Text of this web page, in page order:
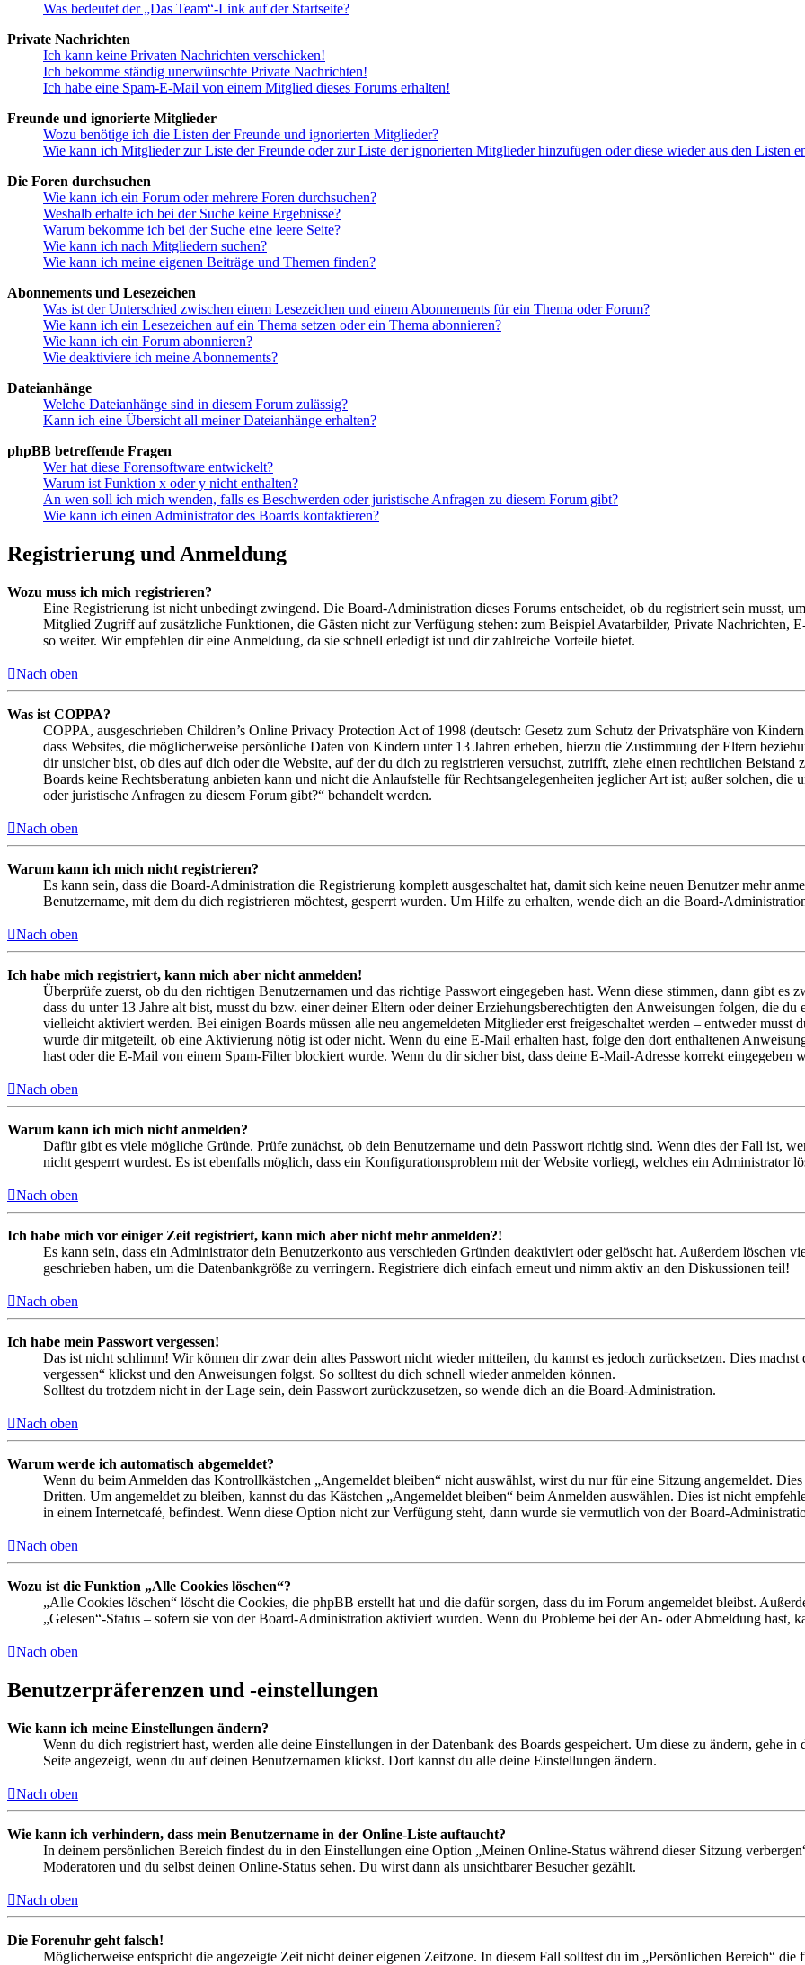
Was bedeutet der „Das Team“-Link auf der Startseite?
Private Nachrichten
Ich kann keine Privaten Nachrichten verschicken!
Ich bekomme ständig unerwünschte Private Nachrichten!
Ich habe eine Spam-E-Mail von einem Mitglied dieses Forums erhalten!
Freunde und ignorierte Mitglieder
Wozu benötige ich die Listen der Freunde und ignorierten Mitglieder?
Wie kann ich Mitglieder zur Liste der Freunde oder zur Liste der ignorierten Mitglieder hinzufügen oder diese wieder aus den Listen
Die Foren durchsuchen
Wie kann ich ein Forum oder mehrere Foren durchsuchen?
Weshalb erhalte ich bei der Suche keine Ergebnisse?
Warum bekomme ich bei der Suche eine leere Seite?
Wie kann ich nach Mitgliedern suchen?
Wie kann ich meine eigenen Beiträge und Themen finden?
Abonnements und Lesezeichen
Was ist der Unterschied zwischen einem Lesezeichen und einem Abonnements für ein Thema oder Forum?
Wie kann ich ein Lesezeichen auf ein Thema setzen oder ein Thema abonnieren?
Wie kann ich ein Forum abonnieren?
Wie deaktiviere ich meine Abonnements?
Dateianhänge
Welche Dateianhänge sind in diesem Forum zulässig?
Kann ich eine Übersicht all meiner Dateianhänge erhalten?
phpBB betreffende Fragen
Wer hat diese Forensoftware entwickelt?
Warum ist Funktion x oder y nicht enthalten?
An wen soll ich mich wenden, falls es Beschwerden oder juristische Anfragen zu diesem Forum gibt?
Wie kann ich einen Administrator des Boards kontaktieren?
Registrierung und Anmeldung
Wozu muss ich mich registrieren?
Eine Registrierung ist nicht unbedingt zwingend. Die Board-Administration dieses Forums entscheidet, ob du registriert sein musst,
Mitglied Zugriff auf zusätzliche Funktionen, die Gästen nicht zur Verfügung stehen: zum Beispiel Avatarbilder, Private Nachrichten,
so weiter. Wir empfehlen dir eine Anmeldung, da sie schnell erledigt ist und dir zahlreiche Vorteile bietet.
Nach oben
Was ist COPPA?
COPPA, ausgeschrieben Children’s Online Privacy Protection Act of 1998 (deutsch: Gesetz zum Schutz der Privatsphäre von
dass Websites, die möglicherweise persönliche Daten von Kindern unter 13 Jahren erheben, hierzu die Zustimmung der Eltern
dir unsicher bist, ob dies auf dich oder die Website, auf der du dich zu registrieren versuchst, zutrifft, ziehe einen rechtlichen
Boards keine Rechtsberatung anbieten kann und nicht die Anlaufstelle für Rechtsangelegenheiten jeglicher Art ist; außer solchen,
oder juristische Anfragen zu diesem Forum gibt?“ behandelt werden.
Nach oben
Warum kann ich mich nicht registrieren?
Es kann sein, dass die Board-Administration die Registrierung komplett ausgeschaltet hat, damit sich keine neuen Benutzer mehr
Benutzername, mit dem du dich registrieren möchtest, gesperrt wurden. Um Hilfe zu erhalten, wende dich an die Board-
Nach oben
Ich habe mich registriert, kann mich aber nicht anmelden!
Überprüfe zuerst, ob du den richtigen Benutzernamen und das richtige Passwort eingegeben hast. Wenn diese stimmen, dann gibt es
dass du unter 13 Jahre alt bist, musst du bzw. einer deiner Eltern oder deiner Erziehungsberechtigten den Anweisungen folgen, die
vielleicht aktiviert werden. Bei einigen Boards müssen alle neu angemeldeten Mitglieder erst freigeschaltet werden – entweder musst
wurde dir mitgeteilt, ob eine Aktivierung nötig ist oder nicht. Wenn du eine E-Mail erhalten hast, folge den dort enthaltenen
hast oder die E-Mail von einem Spam-Filter blockiert wurde. Wenn du dir sicher bist, dass deine E-Mail-Adresse korrekt eingegeben
Nach oben
Warum kann ich mich nicht anmelden?
Dafür gibt es viele mögliche Gründe. Prüfe zunächst, ob dein Benutzername und dein Passwort richtig sind. Wenn dies der Fall ist,
nicht gesperrt wurdest. Es ist ebenfalls möglich, dass ein Konfigurationsproblem mit der Website vorliegt, welches ein Administrator
Nach oben
Ich habe mich vor einiger Zeit registriert, kann mich aber nicht mehr anmelden?!
Es kann sein, dass ein Administrator dein Benutzerkonto aus verschieden Gründen deaktiviert oder gelöscht hat. Außerdem löschen
geschrieben haben, um die Datenbankgröße zu verringern. Registriere dich einfach erneut und nimm aktiv an den Diskussionen teil!
Nach oben
Ich habe mein Passwort vergessen!
Das ist nicht schlimm! Wir können dir zwar dein altes Passwort nicht wieder mitteilen, du kannst es jedoch zurücksetzen. Dies
vergessen“ klickst und den Anweisungen folgst. So solltest du dich schnell wieder anmelden können.
Solltest du trotzdem nicht in der Lage sein, dein Passwort zurückzusetzen, so wende dich an die Board-Administration.
Nach oben
Warum werde ich automatisch abgemeldet?
Wenn du beim Anmelden das Kontrollkästchen „Angemeldet bleiben“ nicht auswählst, wirst du nur für eine Sitzung angemeldet.
Dritten. Um angemeldet zu bleiben, kannst du das Kästchen „Angemeldet bleiben“ beim Anmelden auswählen. Dies ist nicht
in einem Internetcafé, befindest. Wenn diese Option nicht zur Verfügung steht, dann wurde sie vermutlich von der Board-
Nach oben
Wozu ist die Funktion „Alle Cookies löschen“?
„Alle Cookies löschen“ löscht die Cookies, die phpBB erstellt hat und die dafür sorgen, dass du im Forum angemeldet bleibst.
„Gelesen“-Status – sofern sie von der Board-Administration aktiviert wurden. Wenn du Probleme bei der An- oder Abmeldung hast,
Nach oben
Benutzerpräferenzen und -einstellungen
Wie kann ich meine Einstellungen ändern?
Wenn du dich registriert hast, werden alle deine Einstellungen in der Datenbank des Boards gespeichert. Um diese zu ändern, gehe
Seite angezeigt, wenn du auf deinen Benutzernamen klickst. Dort kannst du alle deine Einstellungen ändern.
Nach oben
Wie kann ich verhindern, dass mein Benutzername in der Online-Liste auftaucht?
In deinem persönlichen Bereich findest du in den Einstellungen eine Option „Meinen Online-Status während dieser Sitzung
Moderatoren und du selbst deinen Online-Status sehen. Du wirst dann als unsichtbarer Besucher gezählt.
Nach oben
Die Forenuhr geht falsch!
Möglicherweise entspricht die angezeigte Zeit nicht deiner eigenen Zeitzone. In diesem Fall solltest du im „Persönlichen Bereich“